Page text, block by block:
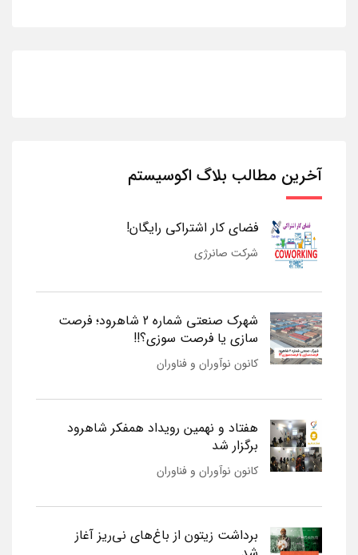
آخرین مطالب بلاگ اکوسیستم
فضای کار اشتراکی رایگان!
شرکت صانرژی
شهرک صنعتی شماره 2 شاهرود؛ فرصت
سازی یا فرصت سوزی؟!!
کانون نوآوران و فناوران
هفتاد و نهمین رویداد همفکر شاهرود
برگزار شد
کانون نوآوران و فناوران
برداشت زیتون از باغ‌های نی‌ریز آغاز